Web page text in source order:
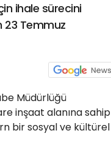
ihale sürecini
23 Temmuz
Müdürlüğü
inşaat alanına sahip
bir sosyal ve kültürel